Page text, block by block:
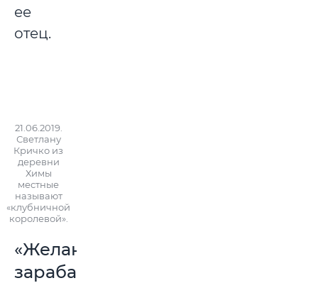
ее
отец.
21.06.2019.
Светлану
Кричко из
деревни
Химы
местные
называют
«клубничной
королевой».
«Желание
зарабатывать